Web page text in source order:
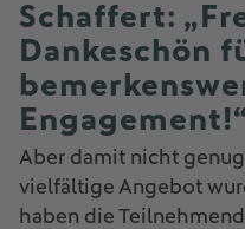
Schaffert:
Dankeschön
Engagement!“
Aber damit nicht
vielfältige Angebot
haben die